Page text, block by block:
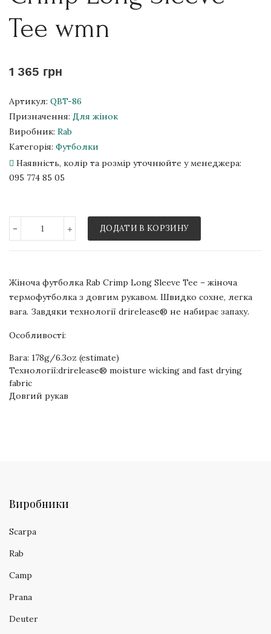
Tee wmn
1 365 грн
Артикул: QBT-86
Призначення: Для жінок
Виробник: Rab
Категорія: Футболки
Наявність, колір та розмір уточнюйте у менеджера:
095 774 85 05
- + ДОДАТИ В КОРЗИНУ
Жіноча футболка Rab Crimp Long Sleeve Tee – жіноча
термофутболка з довгим рукавом. Швидко сохне, легка
вага. Завдяки технології drirelease® не набирає запаху.
Особливості:
Вага: 178g/6.3oz (estimate)
Технології:drirelease® moisture wicking and fast drying
fabric
Довгий рукав
Виробники
Scarpa
Rab
Camp
Prana
Deuter